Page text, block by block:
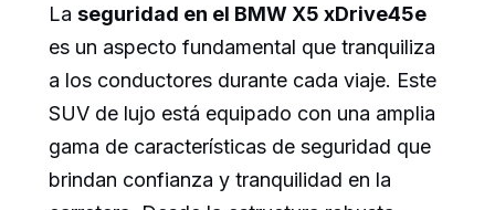
La seguridad en el BMW X5 xDrive45e
es un aspecto fundamental que tranquiliza
a los conductores durante cada viaje. Este
SUV de lujo está equipado con una amplia
gama de características de seguridad que
brindan confianza y tranquilidad en la